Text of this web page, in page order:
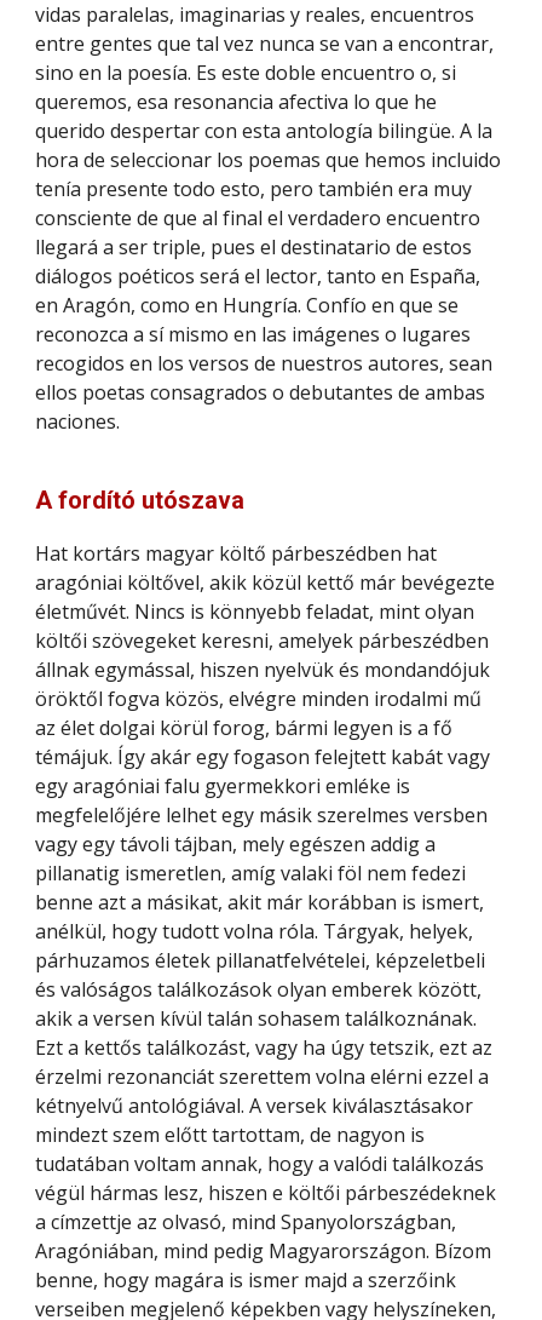
vidas paralelas, imaginarias y reales, encuentros
entre gentes que tal vez nunca se van a encontrar,
sino en la poesía. Es este doble encuentro o, si
queremos, esa resonancia afectiva lo que he
querido despertar con esta antología bilingüe. A la
hora de seleccionar los poemas que hemos incluido
tenía presente todo esto, pero también era muy
consciente de que al final el verdadero encuentro
llegará a ser triple, pues el destinatario de estos
diálogos poéticos será el lector, tanto en España,
en Aragón, como en Hungría. Confío en que se
reconozca a sí mismo en las imágenes o lugares
recogidos en los versos de nuestros autores, sean
ellos poetas consagrados o debutantes de ambas
naciones.
A fordító utószava
Hat kortárs magyar költő párbeszédben hat
aragóniai költővel, akik közül kettő már bevégezte
életművét. Nincs is könnyebb feladat, mint olyan
költői szövegeket keresni, amelyek párbeszédben
állnak egymással, hiszen nyelvük és mondandójuk
öröktől fogva közös, elvégre minden irodalmi mű
az élet dolgai körül forog, bármi legyen is a fő
témájuk. Így akár egy fogason felejtett kabát vagy
egy aragóniai falu gyermekkori emléke is
megfelelőjére lelhet egy másik szerelmes versben
vagy egy távoli tájban, mely egészen addig a
pillanatig ismeretlen, amíg valaki föl nem fedezi
benne azt a másikat, akit már korábban is ismert,
anélkül, hogy tudott volna róla. Tárgyak, helyek,
párhuzamos életek pillanatfelvételei, képzeletbeli
és valóságos találkozások olyan emberek között,
akik a versen kívül talán sohasem találkoznának.
Ezt a kettős találkozást, vagy ha úgy tetszik, ezt az
érzelmi rezonanciát szerettem volna elérni ezzel a
kétnyelvű antológiával. A versek kiválasztásakor
mindezt szem előtt tartottam, de nagyon is
tudatában voltam annak, hogy a valódi találkozás
végül hármas lesz, hiszen e költői párbeszédeknek
a címzettje az olvasó, mind Spanyolországban,
Aragóniában, mind pedig Magyarországon. Bízom
benne, hogy magára is ismer majd a szerzőink
verseiben megjelenő képekben vagy helyszíneken,